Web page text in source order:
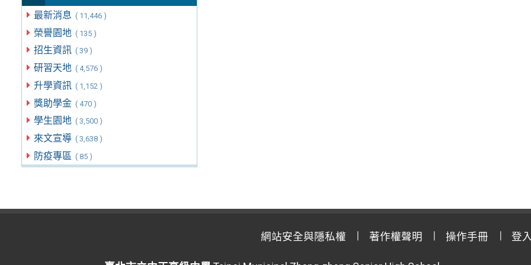
最新消息 ( 11,446 )
榮譽園地 ( 135 )
招生資訊 ( 39 )
研習天地 ( 4,576 )
升學資訊 ( 1,152 )
獎助學金 ( 470 )
學生園地 ( 3,500 )
來文宣導 ( 3,638 )
防疫專區 ( 85 )
網站安全與隱私權 著作權聲明 操作手冊 登